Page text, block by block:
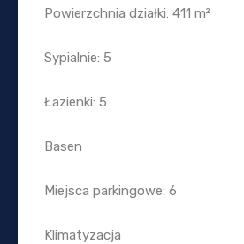
Powierzchnia działki: 411 m²
Sypialnie: 5
Łazienki: 5
Basen
Miejsca parkingowe: 6
Klimatyzacja